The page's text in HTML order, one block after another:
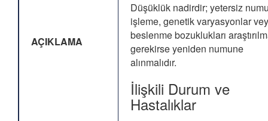
AÇIKLAMA
Düşüklük nadirdir; yetersiz
işleme, genetik varyasyonlar
beslenme bozuklukları
gerekirse yeniden numune
alınmalıdır.
İlişkili Durum ve
Hastalıklar